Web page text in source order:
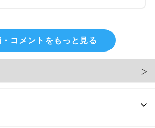
コメントをもっと見る